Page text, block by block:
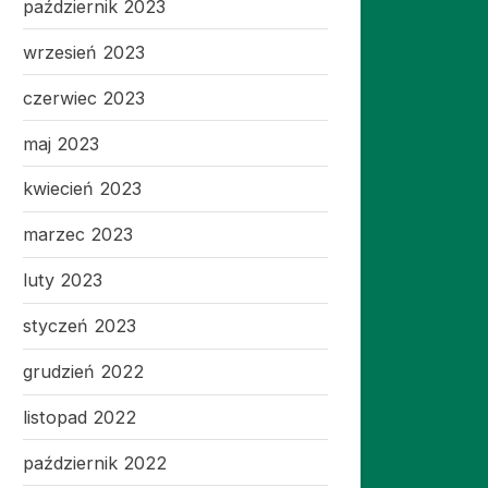
październik 2023
wrzesień 2023
czerwiec 2023
maj 2023
kwiecień 2023
marzec 2023
luty 2023
styczeń 2023
grudzień 2022
listopad 2022
październik 2022